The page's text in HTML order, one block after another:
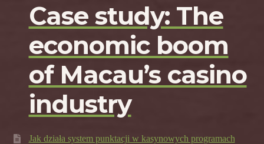
Case study: The
economic boom
of Macau’s casino
industry
Jak działa system punktacji w kasynowych programach